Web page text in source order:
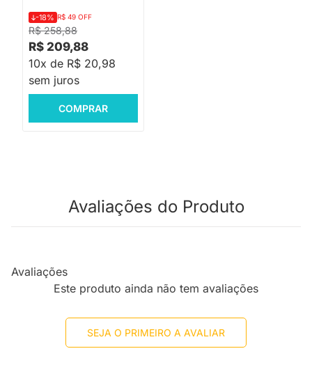
R$ 258,88
-18% R$ 49 OFF
R$ 209,88
10x de R$ 20,98
sem juros
COMPRAR
Avaliações do Produto
Avaliações
Este produto ainda não tem avaliações
SEJA O PRIMEIRO A AVALIAR